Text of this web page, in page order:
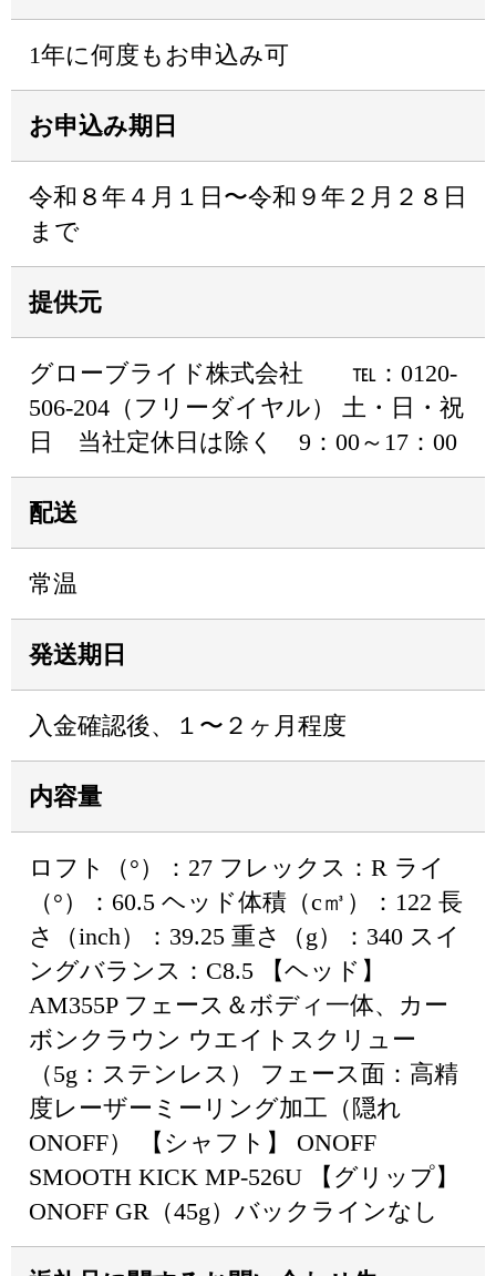
1年に何度もお申込み可
お申込み期日
令和８年４月１日〜令和９年２月２８日
まで
提供元
グローブライド株式会社 ℡：0120-
506-204（フリーダイヤル） 土・日・祝
日 当社定休日は除く 9：00～17：00
配送
常温
発送期日
入金確認後、１〜２ヶ月程度
内容量
ロフト（°）：27 フレックス：R ライ
（°）：60.5 ヘッド体積（c㎥）：122 長
さ（inch）：39.25 重さ（g）：340 スイ
ングバランス：C8.5 【ヘッド】
AM355P フェース＆ボディ一体、カー
ボンクラウン ウエイトスクリュー
（5g：ステンレス） フェース面：高精
度レーザーミーリング加工（隠れ
ONOFF） 【シャフト】 ONOFF
SMOOTH KICK MP-526U 【グリップ】
ONOFF GR（45g）バックラインなし